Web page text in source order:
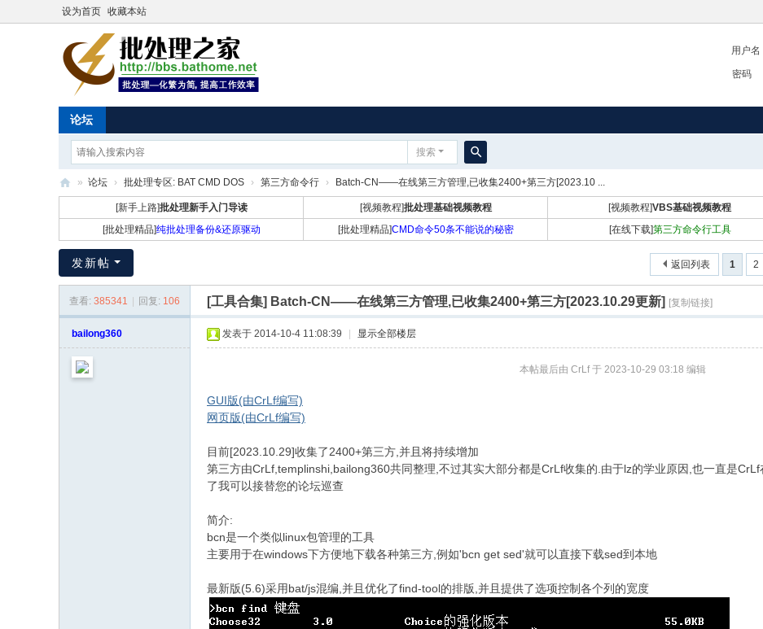
设为首页 收藏本站
用户名
密码
论坛
搜索
搜
索
理
之
家
» 论坛 › 批处理专区: BAT CMD DOS › 第三方命令行 › Batch-CN——在线第三方管理,已收集2400+第三方[2023.10 ...
[新手上路]批处理新手入门导读 [视频教程]批处理基础视频教程 [视频教程]VBS基础视频教程
[批处理精品]纯批处理备份&还原驱动 [批处理精品]CMD命令50条不能说的秘密 [在线下载]第三方命令行工具
1 2
返回列表
发新帖
查看: 385341 回复: 106 [工具合集] Batch-CN——在线第三方管理,已收集2400+第三方[2023.10.29更新] [复制链接]
bailong360 发表于 2014-10-4 11:08:39 显示全部楼层
本帖最后由 CrLf 于 2023-10-29 03:18 编辑
GUI版(由CrLf编写)
网页版(由CrLf编写)
目前[2023.10.29]收集了2400+第三方,并且将持续增加
第三方由CrLf,templinshi,bailong360共同整理,不过其实大部分都是CrLf收集的.由于lz的学业原因,也一直是
了我可以接替您的论坛巡查
简介:
bcn是一个类似linux包管理的工具
主要用于在windows下方便地下载各种第三方,例如'bcn get sed'就可以直接下载sed到本地
最新版(5.6)采用bat/js混编,并且优化了find-tool的排版,并且提供了选项控制各个列的宽度